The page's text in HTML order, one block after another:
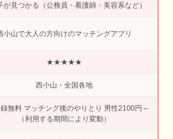
が見つかる（公務員・看護師・美容系など）
小山で大人の方向けのマッチングアプリ
★★★★★
西小山・全国各地
無料 マッチング後のやりとり 男性2100円～
（利用する期間により変動）